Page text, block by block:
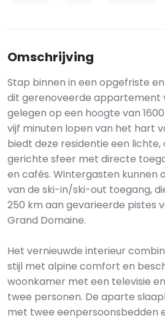
Omschrijving
Stap binnen in een opgefriste
dit gerenoveerde appartement
gelegen op een hoogte van
vijf minuten lopen van het hart
biedt deze residentie een lichte,
gerichte sfeer met directe
en cafés. Wintergasten kunnen
van de ski-in/ski-out toegang,
250 km aan gevarieerde pistes
Grand Domaine.
Het vernieuwde interieur
stijl met alpine comfort en
woonkamer met een televisie
twee personen. De aparte
met twee eenpersoonsbedden